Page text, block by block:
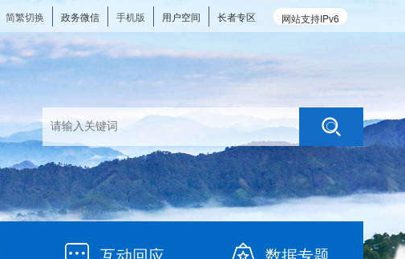
网站支持IPv6
简繁切换 政务微信 手机版 用户空间 长者专区